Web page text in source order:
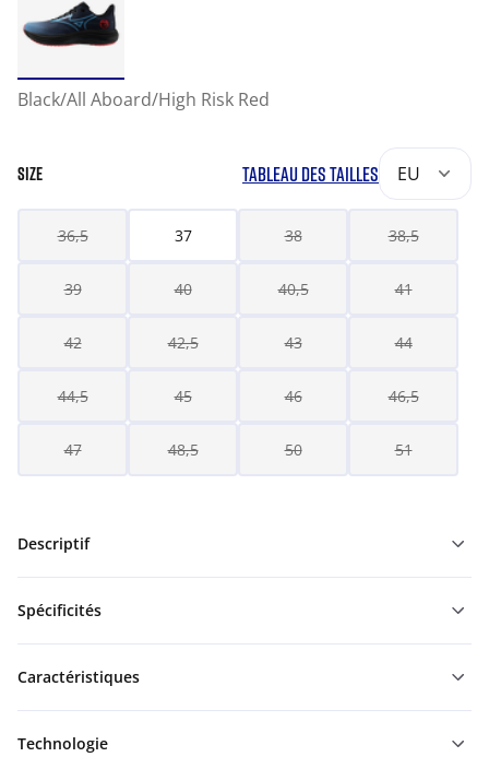
Black/All Aboard/High Risk Red
SIZE TABLEAU DES TAILLES EU
36,5 37 38 38,5
39 40 40,5 41
42 42,5 43 44
44,5 45 46 46,5
47 48,5 50 51
Descriptif
Spécificités
Caractéristiques
Technologie